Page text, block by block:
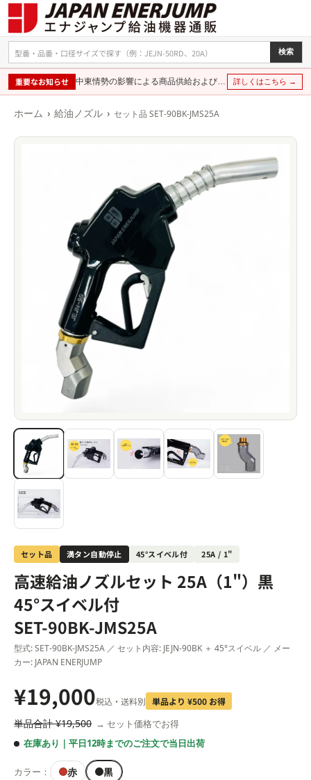
検索
重要なお知らせ 中東情勢の影響による商品供給および価格に関するお知らせ 詳しくはこちら →
ホーム › 給油ノズル › セット品 SET-90BK-JMS25A
セット品 満タン自動停止 45°スイベル付 25A / 1"
高速給油ノズルセット 25A（1"）黒
45°スイベル付
SET-90BK-JMS25A
型式: SET-90BK-JMS25A ／ セット内容: JEJN-90BK ＋ 45°スイベル ／ メー
カー: JAPAN ENERJUMP
¥19,000税込・送料別 単品より ¥500 お得
単品合計 ¥19,500 → セット価格でお得
在庫あり｜平日12時までのご注文で当日出荷
カラー： 赤 黒